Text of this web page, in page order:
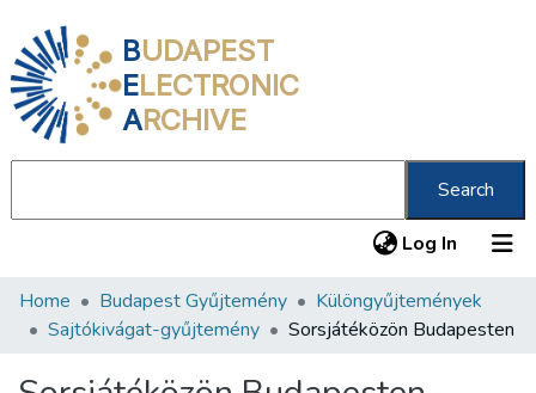
BUDAPEST
ELECTRONIC
ARCHIVE
Search
Log In (current)
Communities & Collections
Home Budapest Gyűjtemény
Különgyűjtemények
Sajtókivágat-gyűjtemény
Sorsjátéközön Budapesten